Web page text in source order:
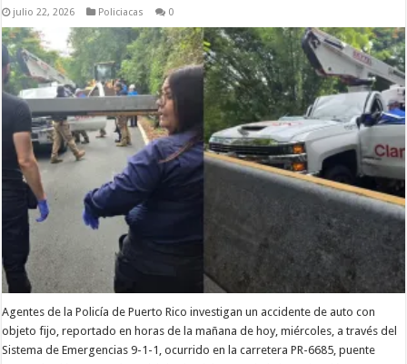
julio 22, 2026 Policiacas 0
Agentes de la Policía de Puerto Rico investigan un accidente de auto con
objeto fijo, reportado en horas de la mañana de hoy, miércoles, a través del
Sistema de Emergencias 9-1-1, ocurrido en la carretera PR-6685, puente